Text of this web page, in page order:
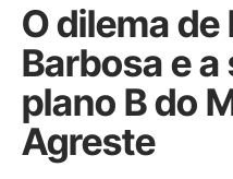
O dilema
Barbosa e
plano B do
Agreste